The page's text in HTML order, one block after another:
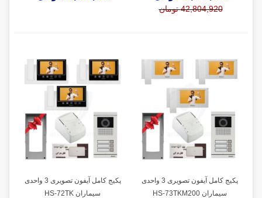
42,804,920 تومان
پکیج کامل آیفون تصویری 3 واحدی
سیماران HS-73TKM200
پکیج کامل آیفون تصویری 3 واحدی
سیماران HS-72TK